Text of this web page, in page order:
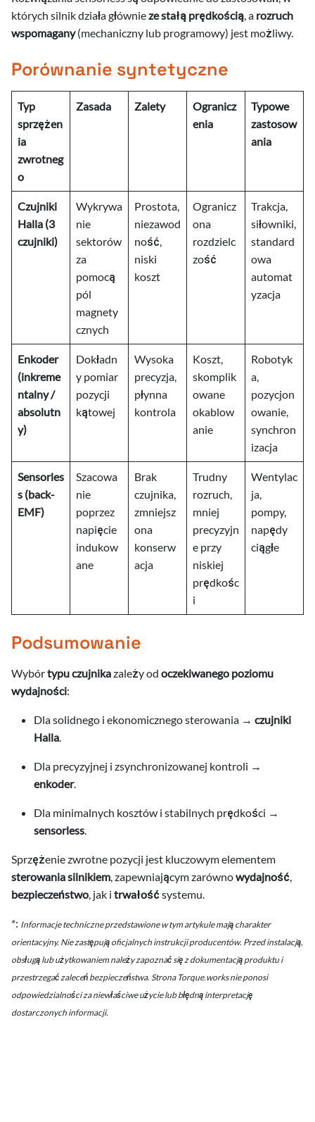
których silnik działa głównieze stałą prędkością, a rozruch
wspomagany(mechaniczny lub programowy) jest możliwy.
Porównanie syntetyczne
Typ
sprzężen
ia
zwrotneg
o
Zasada Zalety
Ogranicz
enia
Typowe
zastosow
ania
Czujniki
Halla (3
czujniki)
Wykrywa
nie
sektorów
za
pomocą
pól
magnety
cznych
Prostota,
niezawod
ność,
niski
koszt
Ogranicz
ona
rozdzielc
zość
Trakcja,
siłowniki,
standard
owa
automat
yzacja
Enkoder
(inkreme
ntalny /
absolutn
y)
Dokładn
y pomiar
pozycji
kątowej
Wysoka
precyzja,
płynna
kontrola
Koszt,
skomplik
owane
okablow
anie
Robotyk
a,
pozycjon
owanie,
synchron
izacja
Sensorles
s (back-
EMF)
Szacowa
nie
poprzez
napięcie
indukow
ane
Brak
czujnika,
zmniejsz
ona
konserw
acja
Trudny
rozruch,
mniej
precyzyjn
e przy
niskiej
prędkośc
i
Wentylac
ja,
pompy,
napędy
ciągłe
Podsumowanie
Wybórtypu czujnikazależy od oczekiwanego poziomu
wydajności:
Dla solidnego i ekonomicznego sterowania → czujniki
Halla.
Dla precyzyjnej i zsynchronizowanej kontroli →
enkoder.
Dla minimalnych kosztów i stabilnych prędkości →
sensorless.
Sprzężenie zwrotne pozycji jest kluczowym elementem
sterowania silnikiem, zapewniającym zarównowydajność,
bezpieczeństwo, jak i trwałośćsystemu.
*: Informacje techniczne przedstawione w tym artykule mają charakter
orientacyjny. Nie zastępują oficjalnych instrukcji producentów. Przed instalacją,
obsługą lub użytkowaniem należy zapoznać się z dokumentacją produktu i
przestrzegać zaleceń bezpieczeństwa. Strona Torque.works nie ponosi
odpowiedzialności za niewłaściwe użycie lub błędną interpretację
dostarczonych informacji.